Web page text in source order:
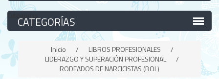
Categorías
Inicio / LIBROS PROFESIONALES
/
LIDERAZGO Y SUPERACIÓN PROFESIONAL
/
RODEADOS DE NARCICISTAS (BOL)